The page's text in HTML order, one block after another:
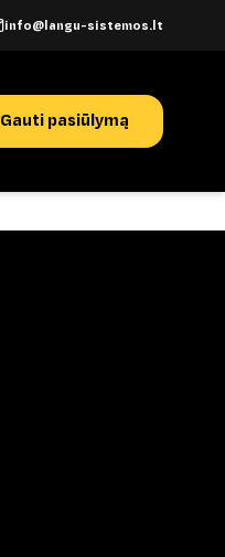
info@langu-sistemos.lt
Gauti pasiūlymą